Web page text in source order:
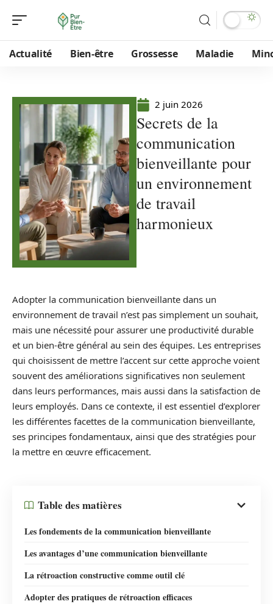
Actualité Bien-être Grossesse Maladie
2 juin 2026
Secrets de la
communication
bienveillante pour
un environnement
de travail
harmonieux
Adopter la communication bienveillante dans un
environnement de travail n’est pas simplement un souhait,
mais une nécessité pour assurer une productivité durable
et un bien-être général au sein des équipes. Les entreprises
qui choisissent de mettre l’accent sur cette approche voient
souvent des améliorations significatives non seulement
dans leurs performances, mais aussi dans la satisfaction de
leurs employés. Dans ce contexte, il est essentiel d’explorer
les différentes facettes de la communication bienveillante,
ses principes fondamentaux, ainsi que des stratégies pour
la mettre en œuvre efficacement.
Table des matières
Les fondements de la communication bienveillante
Les avantages d’une communication bienveillante
La rétroaction constructive comme outil clé
Adopter des pratiques de rétroaction efficaces